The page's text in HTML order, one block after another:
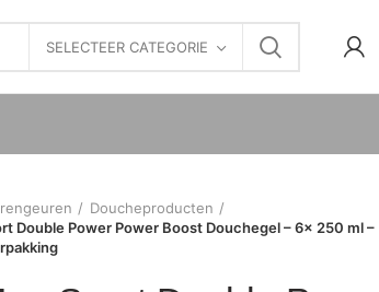
SELECTEER CATEGORIE
Doucheproducten
Double Power Power Boost Douchegel – 6x 250 ml –